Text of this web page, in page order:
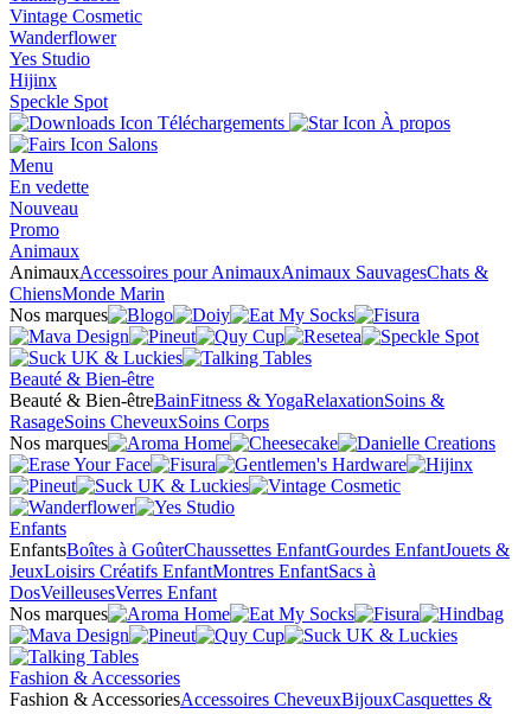
Vintage Cosmetic
Wanderflower
Yes Studio
Hijinx
Speckle Spot
Téléchargements
À propos
Salons
Menu
En vedette
Nouveau
Promo
Animaux
AnimauxAccessoires pour AnimauxAnimaux SauvagesChats &
ChiensMonde Marin
Nos marques
Beauté & Bien-être
Beauté & Bien-êtreBainFitness & YogaRelaxationSoins &
RasageSoins CheveuxSoins Corps
Nos marques
Enfants
EnfantsBoîtes à GoûterChaussettes EnfantGourdes EnfantJouets &
JeuxLoisirs Créatifs EnfantMontres EnfantSacs à
DosVeilleusesVerres Enfant
Nos marques
Fashion & Accessories
Fashion & AccessoriesAccessoires CheveuxBijouxCasquettes &